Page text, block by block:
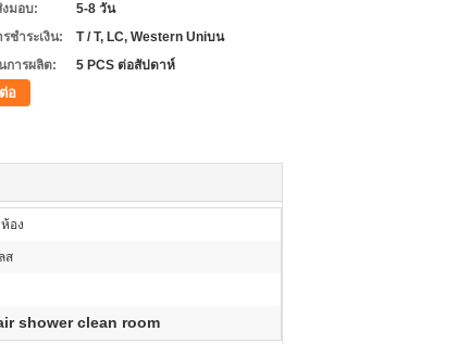
งมอบ:
5-8 วัน
ชำระเงิน:
T / T, LC, Western Uniบน
การผลิต:
5 PCS ต่อสัปดาห์
อ
อง
ส
shower clean room